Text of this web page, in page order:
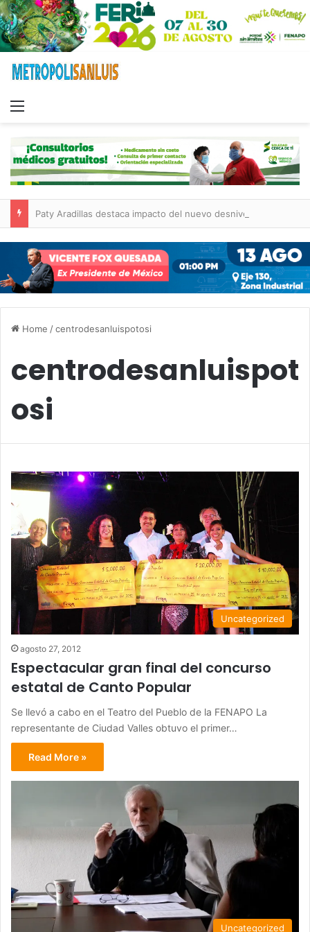
Home /centrodesanluispotosi
centrodesanluispot
osi
Uncategorized
agosto 27, 2012
Espectacular gran final del concurso
estatal de Canto Popular
Se llevó a cabo en el Teatro del Pueblo de la FENAPO La
representante de Ciudad Valles obtuvo el primer…
Read More »
Uncategorized